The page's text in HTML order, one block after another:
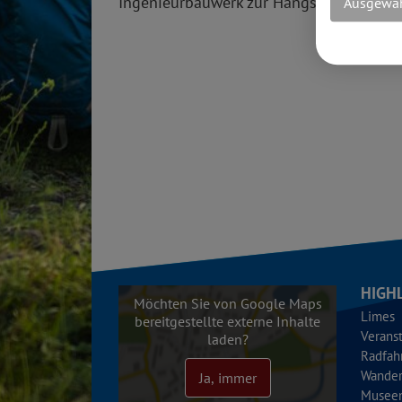
Möchten Sie von Google Maps
bereitgestellte externe Inhalte
laden?
Ja, immer
Limes